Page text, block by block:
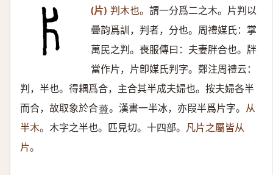
(片) 判木也。 謂一分爲二之木。片判以
曡韵爲訓，判者，分也。周禮媒氏：掌
萬民之判。喪服傳曰：夫妻胖合也。牉
當作片，片卽媒氏判字。鄭注周禮云：
判，半也。得耦爲合，主合其半成夫婦也。按夫婦各半
而合，故取象於合𧯷 。漢書一半冰，亦叚半爲片字。 从
半木。 木字之半也。匹見切。十四部。 凡片之屬皆从
片。